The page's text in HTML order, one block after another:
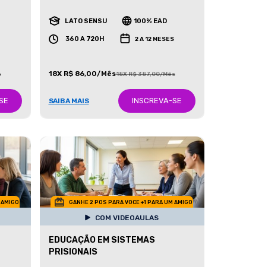
LATO SENSU 100% EAD
360 A 720H 2 A 12 MESES
18X R$ 86,00/Mês18X R$ 387,00/Mês
SAIBA MAIS INSCREVA-SE
GANHE 2 POS PARA VOCE +1 PARA UM AMIGO
COM VIDEOAULAS
EDUCAÇÃO EM SISTEMAS
PRISIONAIS